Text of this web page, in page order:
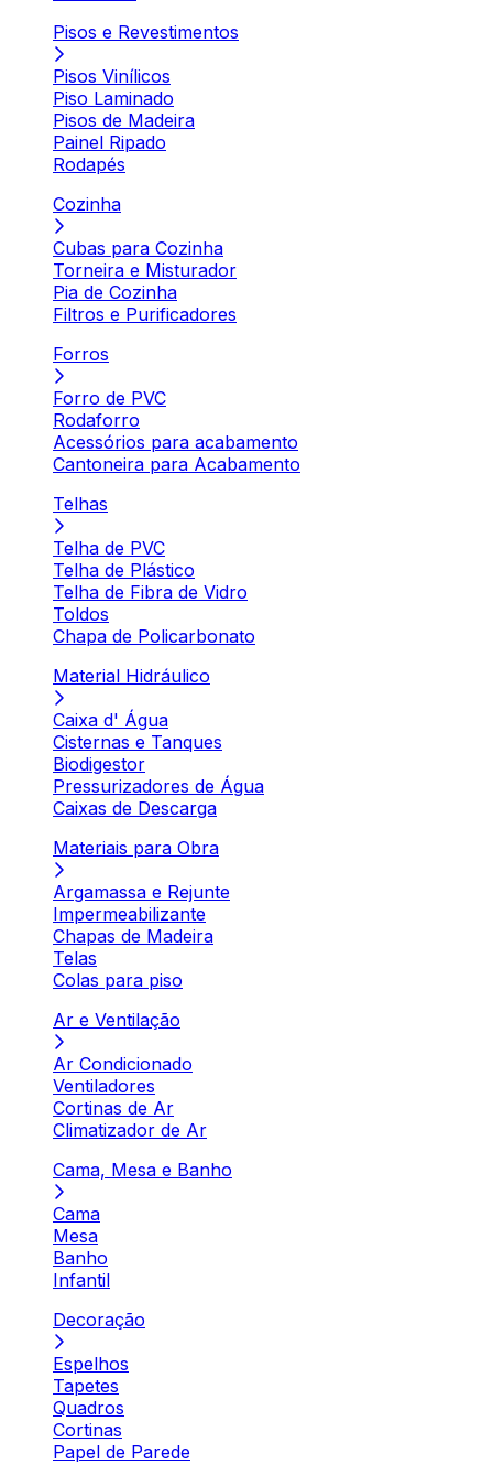
Pisos e Revestimentos
Pisos Vinílicos
Piso Laminado
Pisos de Madeira
Painel Ripado
Rodapés
Cozinha
Cubas para Cozinha
Torneira e Misturador
Pia de Cozinha
Filtros e Purificadores
Forros
Forro de PVC
Rodaforro
Acessórios para acabamento
Cantoneira para Acabamento
Telhas
Telha de PVC
Telha de Plástico
Telha de Fibra de Vidro
Toldos
Chapa de Policarbonato
Material Hidráulico
Caixa d' Água
Cisternas e Tanques
Biodigestor
Pressurizadores de Água
Caixas de Descarga
Materiais para Obra
Argamassa e Rejunte
Impermeabilizante
Chapas de Madeira
Telas
Colas para piso
Ar e Ventilação
Ar Condicionado
Ventiladores
Cortinas de Ar
Climatizador de Ar
Cama, Mesa e Banho
Cama
Mesa
Banho
Infantil
Decoração
Espelhos
Tapetes
Quadros
Cortinas
Papel de Parede